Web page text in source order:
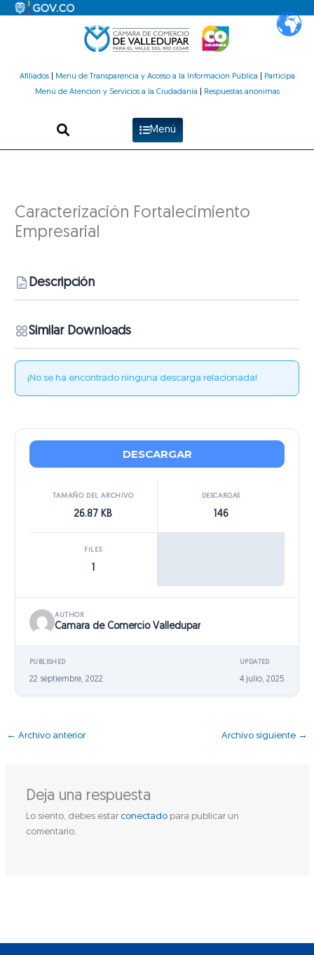
Afiliados| Menú de Transparencia y Acceso a la Información Pública
Participa
Menú de Atención y Servicios a la Ciudadanía
Respuestas anónimas
Menú
Caracterización Fortalecimiento
Empresarial
Descripción
Similar Downloads
¡No se ha encontrado ninguna descarga relacionada!
DESCARGAR
TAMAÑO DEL ARCHIVO
26.87 KB
DESCARGAS
146
FILES
AUTHOR
Camara de Comercio Valledupar
PUBLISHED
22 septiembre, 2022
UPDATED
4 julio, 2025
← Archivo anterior Archivo siguiente →
Deja una respuesta
Lo siento, debes estar conectadopara publicar un
comentario.